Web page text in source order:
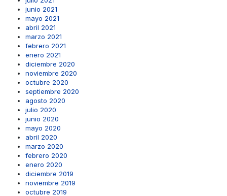
junio 2021
mayo 2021
abril 2021
marzo 2021
febrero 2021
enero 2021
diciembre 2020
noviembre 2020
octubre 2020
septiembre 2020
agosto 2020
julio 2020
junio 2020
mayo 2020
abril 2020
marzo 2020
febrero 2020
enero 2020
diciembre 2019
noviembre 2019
octubre 2019